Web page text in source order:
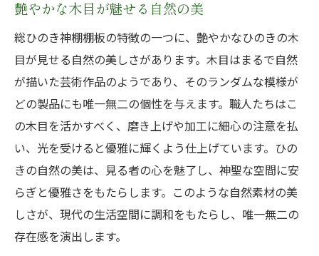
果
滑らかな触感と視覚的美しさの調和
日々のストレスを和らげる空間作り
ひのきの持つ抗菌効果と健康への影響
シンプルながら格調高いデザイン
癒しのひとときを提供するアイテム
職人技の結晶総ひのき神棚棚板完成品がもたら
す格調高い空間
神聖さを引き立てる高級感あるデザイン
日本の伝統の美を現代に伝える役割
艶やかな木目が魅せる自然の美
総ひのき神棚棚板の特徴の一つに、艶やかなひのきの木
目が見せる自然の美しさがあります。木目はまるで自然
が描いた芸術作品のようであり、そのランダムな模様が
どの製品にも唯一無二の個性を与えます。職人たちはこ
の木目を活かすべく、磨き上げや加工に細心の注意を払
い、光を受けると優雅に輝くよう仕上げています。ひの
きの自然の美は、見る者の心を魅了し、神聖な空間に安
らぎと優雅さをもたらします。このような自然素材の美
しさが、現代の生活空間に調和をもたらし、唯一無二の
存在感を演出します。